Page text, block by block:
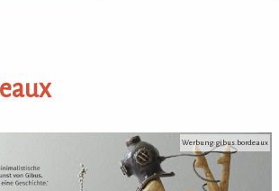
Werbung: gibus.bordeaux